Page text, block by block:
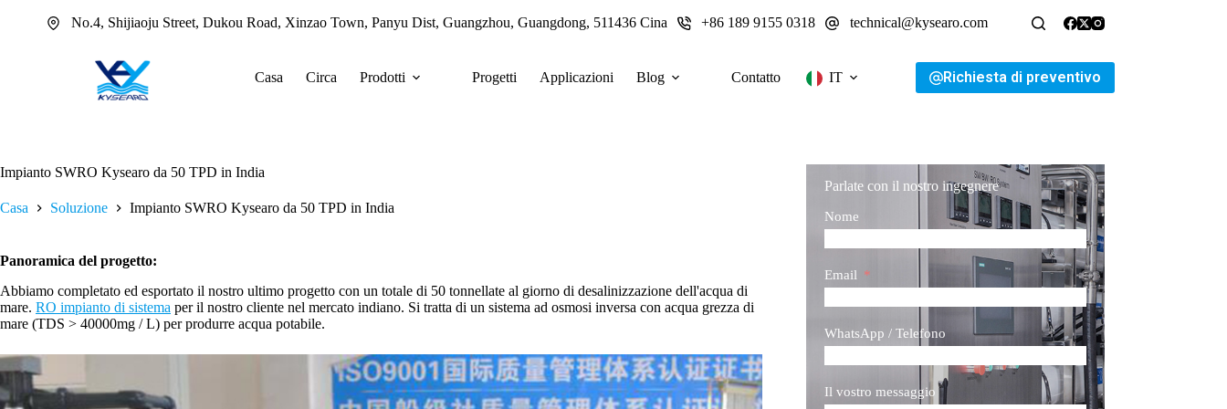
No.4, Shijiaoju Street, Dukou Road, Xinzao Town, Panyu Dist, Guangzhou, Guangdong, 511436 Cina +86 189 9155 0318 technical@kysearo.com
Casa Circa Prodotti Progetti Applicazioni Blog Contatto IT Richiesta di preventivo
Impianto SWRO Kysearo da 50 TPD in India
Casa Soluzione Impianto SWRO Kysearo da 50 TPD in India
Panoramica del progetto:
Abbiamo completato ed esportato il nostro ultimo progetto con un totale di 50 tonnellate al giorno di desalinizzazione dell'acqua di
mare. RO impianto di sistema per il nostro cliente nel mercato indiano. Si tratta di un sistema ad osmosi inversa con acqua grezza di
mare (TDS > 40000mg / L) per produrre acqua potabile.
Parlate con il nostro ingegnere
Nome
Email
WhatsApp / Telefono
Il vostro messaggio